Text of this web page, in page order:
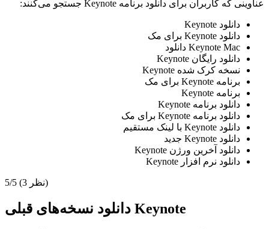
عناوینی که کاربران برای دانلود برنامه Keynote جستجو می‌کنند:
دانلود Keynote
دانلود Keynote برای مک
Keynote Mac دانلود
دانلود رایگان Keynote
نسخه کرک شده Keynote
برنامه Keynote برای مک
برنامه Keynote
دانلود برنامه Keynote
دانلود برنامه Keynote برای مک
دانلود Keynote با لینک مستقیم
دانلود Keynote جدید
دانلود آخرین ورژن Keynote
دانلود نرم افزار Keynote
5/5 (3 نظر)
دانلود نسخه‌های قبلی Keynote